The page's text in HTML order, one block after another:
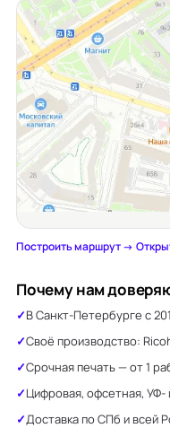
Построить маршрут →·
Почему нам
В Санкт-Петербурге с
Своё производство:
Срочная печать — от 1
Цифровая, офсетная, УФ-
Доставка по СПб и всей